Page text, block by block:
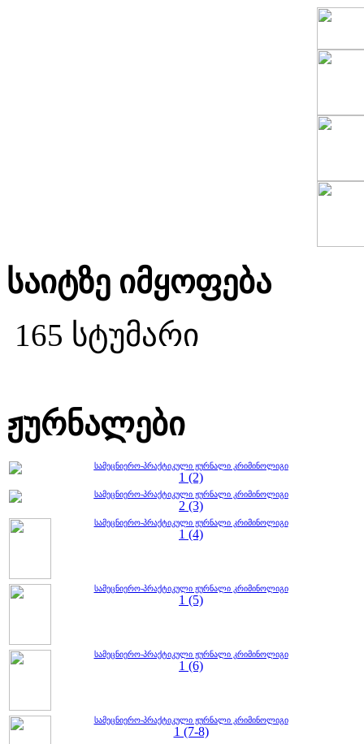
საიტზე იმყოფება
165 სტუმარი
ჟურნალები
სამეცნიერო-პრაქტიკული ჟურნალი კრიმინოლიგი
1 (2)
სამეცნიერო-პრაქტიკული ჟურნალი კრიმინოლიგი
2 (3)
სამეცნიერო-პრაქტიკული ჟურნალი კრიმინოლიგი
1 (4)
სამეცნიერო-პრაქტიკული ჟურნალი კრიმინოლიგი
1 (5)
სამეცნიერო-პრაქტიკული ჟურნალი კრიმინოლიგი
1 (6)
სამეცნიერო-პრაქტიკული ჟურნალი კრიმინოლიგი
1 (7-8)